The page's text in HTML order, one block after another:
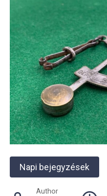
Napi bejegyzések
Author